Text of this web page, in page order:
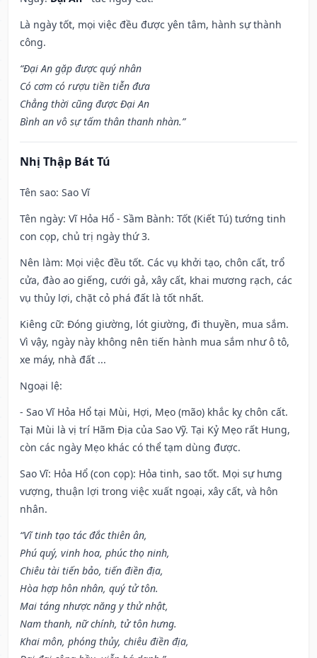
Là ngày tốt, mọi việc đều được yên tâm, hành sự thành
công.
“Đại An gặp được quý nhân
Có cơm có rượu tiền tiễn đưa
Chẳng thời cũng được Đại An
Bình an vô sự tấm thân thanh nhàn.”
Nhị Thập Bát Tú
Tên sao: Sao Vĩ
Tên ngày: Vĩ Hỏa Hổ - Sầm Bành: Tốt (Kiết Tú) tướng tinh
con cọp, chủ trị ngày thứ 3.
Nên làm: Mọi việc đều tốt. Các vụ khởi tạo, chôn cất, trổ
cửa, đào ao giếng, cưới gả, xây cất, khai mương rạch, các
vụ thủy lợi, chặt cỏ phá đất là tốt nhất.
Kiêng cữ: Đóng giường, lót giường, đi thuyền, mua sắm.
Vì vậy, ngày này không nên tiến hành mua sắm như ô tô,
xe máy, nhà đất ...
Ngoại lệ:
- Sao Vĩ Hỏa Hổ tại Mùi, Hợi, Mẹo (mão) khắc kỵ chôn cất.
Tại Mùi là vị trí Hãm Địa của Sao Vỹ. Tại Kỷ Mẹo rất Hung,
còn các ngày Mẹo khác có thể tạm dùng được.
Sao Vĩ: Hỏa Hổ (con cọp): Hỏa tinh, sao tốt. Mọi sự hưng
vượng, thuận lợi trong việc xuất ngoại, xây cất, và hôn
nhân.
“Vĩ tinh tạo tác đắc thiên ân,
Phú quý, vinh hoa, phúc thọ ninh,
Chiêu tài tiến bảo, tiến điền địa,
Hòa hợp hôn nhân, quý tử tôn.
Mai táng nhược năng y thử nhật,
Nam thanh, nữ chính, tử tôn hưng.
Khai môn, phóng thủy, chiêu điền địa,